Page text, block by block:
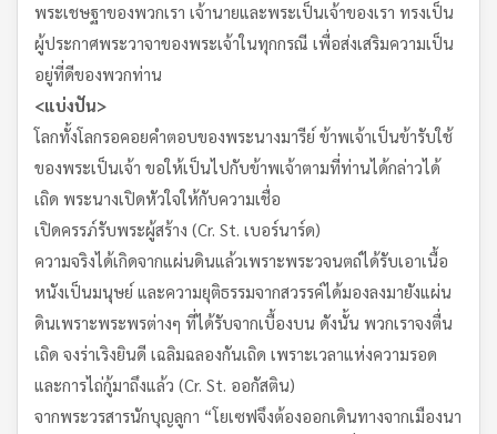
พระเชษฐาของพวกเรา เจ้านายและพระเป็นเจ้าของเรา ทรงเป็น
ผู้ประกาศพระวาจาของพระเจ้าในทุกกรณี เพื่อส่งเสริมความเป็น
อยู่ที่ดีของพวกท่าน
<แบ่งปัน>
โลกทั้งโลกรอคอยคำตอบของพระนางมารีย์ ข้าพเจ้าเป็นข้ารับใช้
ของพระเป็นเจ้า ขอให้เป็นไปกับข้าพเจ้าตามที่ท่านได้กล่าวได้
เถิด พระนางเปิดหัวใจให้กับความเชื่อ
เปิดครรภ์รับพระผู้สร้าง (Cr. St. เบอร์นาร์ด)
ความจริงได้เกิดจากแผ่นดินแล้วเพราะพระวจนตถ์ได้รับเอาเนื้อ
หนังเป็นมนุษย์ และความยุติธรรมจากสวรรค์ได้มองลงมายังแผ่น
ดินเพราะพระพรต่างๆ ที่ได้รับจากเบื้องบน ดังนั้น พวกเราจงตื่น
เถิด จงร่าเริงยินดี เฉลิมฉลองกันเถิด เพราะเวลาแห่งความรอด
และการไถ่กู้มาถึงแล้ว (Cr. St. ออกัสติน)
จากพระวรสารนักบุญลูกา “โยเซฟจึงต้องออกเดินทางจากเมืองนา